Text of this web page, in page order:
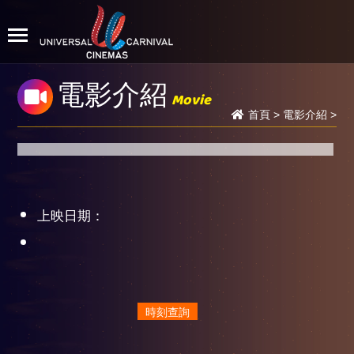
電影介紹 Movie
首頁> 電影介紹 >
上映日期：
時刻查詢